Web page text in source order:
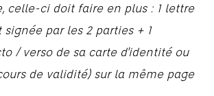
celle-ci doit faire en plus : 1 lettre
par les 2 parties + 1
/ verso de sa carte d'identité ou
de validité) sur la même page